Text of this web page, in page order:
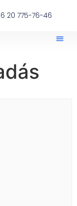
20 775-76-46